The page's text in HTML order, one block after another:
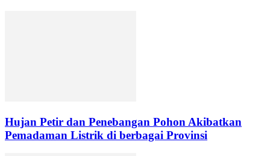
Hujan Petir dan Penebangan Pohon Akibatkan
Pemadaman Listrik di berbagai Provinsi